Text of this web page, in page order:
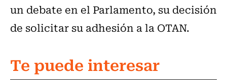
un debate en el Parlamento, su decisión
de solicitar su adhesión a la OTAN.
Te puede interesar